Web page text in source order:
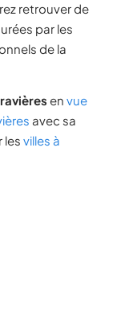
retrouver de
par les
de la
en vue
avec sa
les villes à